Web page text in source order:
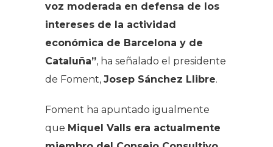
voz moderada en defensa de los
intereses de la actividad
económica de Barcelona y de
Cataluña”, ha señalado el presidente
de Foment, Josep Sánchez Llibre.
Foment ha apuntado igualmente
que Miquel Valls era actualmente